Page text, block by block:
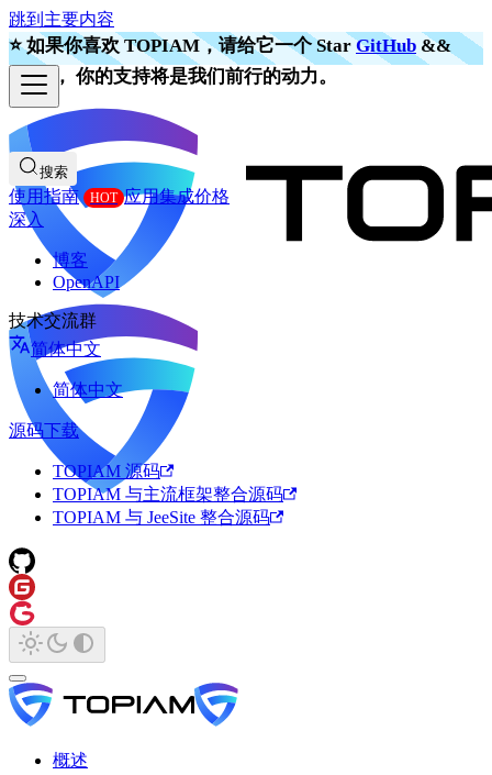
跳到主要内容
⭐️ 如果你喜欢 TOPIAM，请给它一个 StarGitHub &&
Gitee
， 你的支持将是我们前行的动力。
搜索
使用指南 应用集成价格
深入
博客
OpenAPI
技术交流群
简体中文
简体中文
源码下载
TOPIAM 源码
TOPIAM 与主流框架整合源码
TOPIAM 与 JeeSite 整合源码
概述